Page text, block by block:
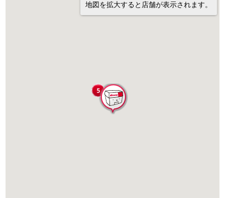
地図を拡大すると店舗が表示されます。